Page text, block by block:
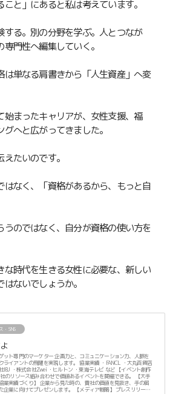
と」にあると私は考えています。
する。別の分野を学ぶ。人とつなが
門性へ編集していく。
は単なる肩書きから「人生資産」へ変
始まったキャリアが、女性支援、福
へと広がってきました。
たいのです。
はなく、「資格があるから、もっと自
のではなく、自分が資格の使い方を
な時代を生きる女性に必要な、新しい
ないでしょうか。
・SNS
ーケター 企画力と、コミュニケーション力、人脈を
ントの飛躍を実現します。 協業実績 ・FANCL ・大丸百貨店
・株式会社Zwei ・ヒルトン ・東海テレビ など 【イベント創作
のリソース組み合わせで価値あるイベントを開催できる。 【大手
業実績づくり】 企業から見た時の、貴社の価値を見抜き、手の届
けてプレゼンします。 【メディア戦略】 プレスリリース